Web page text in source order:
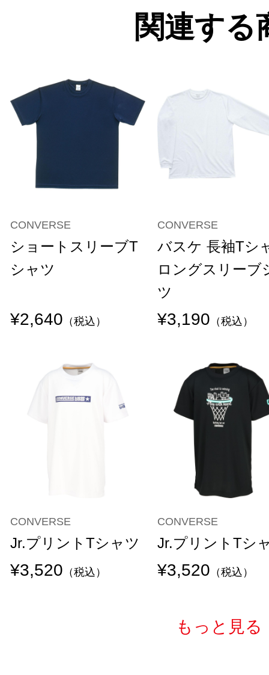
関連する
CONVERSE
ショートスリーブT
シャツ
¥2,640 （税込）
CONVERSE
バスケ 長袖Tシ
ロングスリーブ
ツ
¥3,190 （税込）
CONVERSE
Jr.プリントTシャツ
¥3,520 （税込）
CONVERSE
Jr.プリントTシ
¥3,520 （税込）
もっと見る